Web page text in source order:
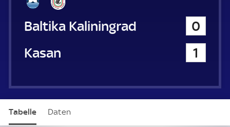
Baltika Kaliningrad
0
Rubin Kasan
1
Tabelle Daten